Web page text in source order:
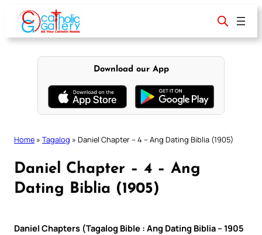
content
Download our App
Home » Tagalog » Daniel Chapter – 4 – Ang Dating Biblia (1905)
Daniel Chapter – 4 – Ang
Dating Biblia (1905)
Daniel Chapters (Tagalog Bible : Ang Dating Biblia – 1905